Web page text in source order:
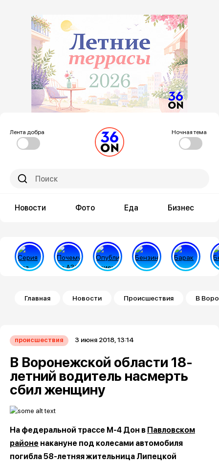
Лента добра Ночная тема
Новости Фото Еда Бизнес
Строка навигации
Главная Новости Происшествия В
происшествия 3 июня 2018, 13:14
В Воронежской области 18-
летний водитель насмерть
сбил женщину
На федеральной трассе М-4 Дон в Павловском
районе накануне под колесами автомобиля
погибла 58-летняя жительница Липецкой